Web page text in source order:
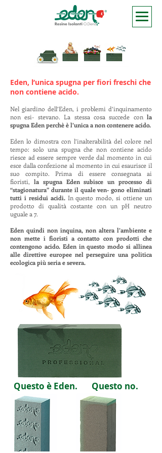
Eden, l’unica spugna per fiori freschi che
non contiene acido.
Nel giardino dell’Eden, i problemi d’inquinamento
non esi- stevano. La stessa cosa succede con la
spugna Eden perchè è l’unica a non contenere acido.
Eden lo dimostra con l’inalterabilità del colore nel
tempo: solo una spugna che non contiene acido
riesce ad essere sempre verde dal momento in cui
esce dalla confezione al momento in cui esaurisce il
suo compito. Prima di essere consegnata ai
fioristi, la spugna Eden subisce un processo di
“stagionatura” durante il quale ven- gono eliminati
tutti i residui acidi.In questo modo, si ottiene un
prodotto di qualità costante con un pH neutro
uguale a 7.
Eden quindi non inquina, non altera l’ambiente e
non mette i fioristi a contatto con prodotti che
contengono acido. Eden in questo modo si allinea
alle direttive europee nel perseguire una politica
ecologica più seria e severa.
Questo è Eden. Questo no.